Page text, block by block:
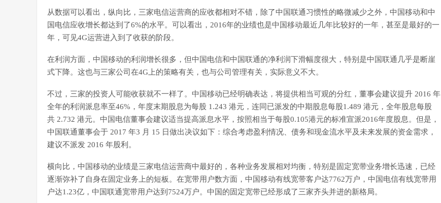
从数据可以看出，纵向比，三家电信运营商的应收都相对不错，除了中国联通习惯性的略微减少之外，中国移动和中
国电信应收增长都达到了6%的水平。可以看出，2016年的业绩也是中国移动最近几年比较好的一年，甚至是最好的一
年，可见4G运营进入到了收获的阶段。
在利润方面，中国移动的利润增长很多，但中国电信和中国联通的净利润下滑幅度很大，特别是中国联通几乎是断崖
式下降。这也与三家公司在4G上的策略有关，也与公司管理有关，实际意义不大。
不过，三家的投资人可能收获就不一样了。中国移动已经明确表达，将提供相当可观的分红，董事会建议提升 2016 年
全年的利润派息率至46%，年度末期股息为每股 1.243 港元，连同已派发的中期股息每股1.489 港元，全年股息每股
共 2.732 港元。中国电信董事会建议适当提高派息水平，按照相当于每股0.105港元的标准宣派2016年度股息。但是，
中国联通董事会于 2017 年3 月 15 日做出决议如下：综合考虑盈利情况、债务和现金流水平及未来发展的资金需求，
建议不派发 2016 年股利。
横向比，中国移动的业绩是三家电信运营商中最好的，各种业务发展相对均衡，特别是固定宽带业务增长迅速，已经
逐渐弥补了自身在固定业务上的短板。在宽带用户数方面，中国移动有线宽带客户达7762万户，中国电信有线宽带用
户达1.23亿，中国联通宽带用户达到7524万户。中国的固定宽带已经形成了三家齐头并进的新格局。